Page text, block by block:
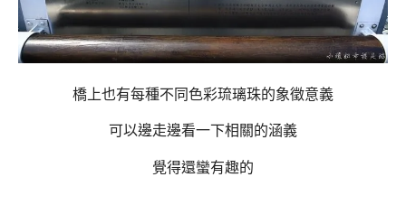
橋上也有每種不同色彩琉璃珠的象徵意義
可以邊走邊看一下相關的涵義
覺得還蠻有趣的